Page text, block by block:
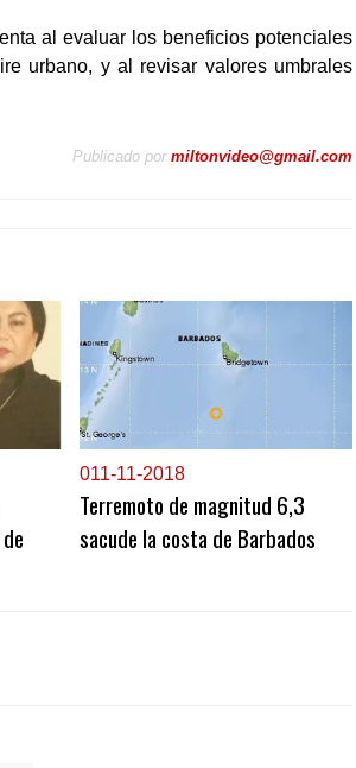
al evaluar los beneficios potenciales
urbano, y al revisar valores umbrales
Publicado por miltonvideo@gmail.com
011-11-2018
Terremoto de magnitud 6,3
sacude la costa de Barbados